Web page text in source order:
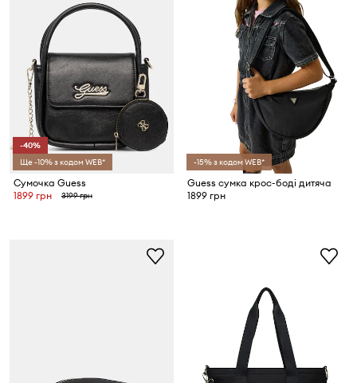
-40%
Ще -10% з кодом WEB*
Сумочка Guess
1899 грн
3199 грн
-15% з кодом WEB*
Guess сумка крос-боді дитяча
1899 грн